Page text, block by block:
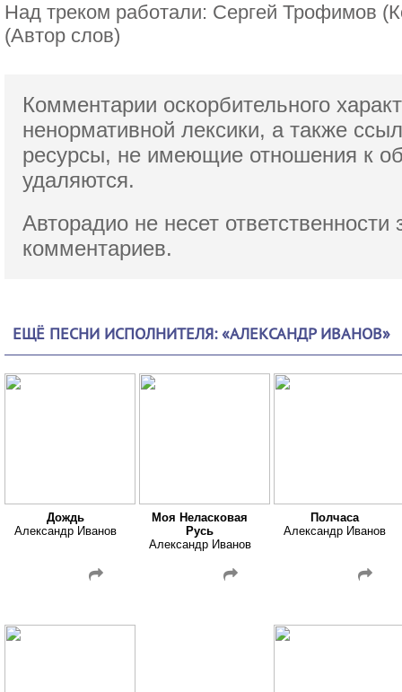
Над треком работали: Сергей Трофимов
(Автор слов)
Комментарии оскорбительного
ненормативной лексики, а также
ресурсы, не имеющие отношения к
удаляются.
Авторадио не несет ответственности
комментариев.
ЕЩЁ ПЕСНИ ИСПОЛНИТЕЛЯ: «АЛЕКСАНДР ИВАНОВ»
Дождь
Александр Иванов
Моя Неласковая
Русь
Александр Иванов
Полчаса
Александр Иванов